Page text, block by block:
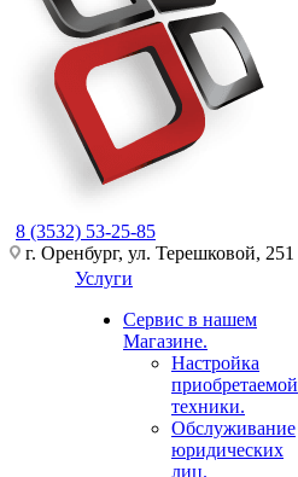
8 (3532) 53-25-85
г. Оренбург, ул. Терешковой, 251
Услуги
Сервис в нашем
Магазине.
Настройка
приобретаемой
техники.
Обслуживание
юридических
лиц.